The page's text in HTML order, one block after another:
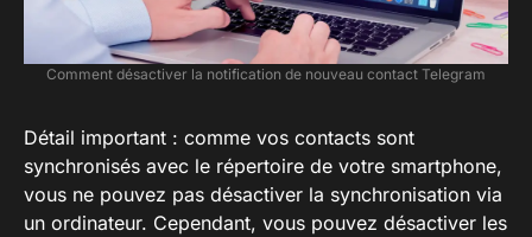
Comment désactiver la notification de nouveau contact Telegram
Détail important : comme vos contacts sont
synchronisés avec le répertoire de votre smartphone,
vous ne pouvez pas désactiver la synchronisation via
un ordinateur. Cependant, vous pouvez désactiver les